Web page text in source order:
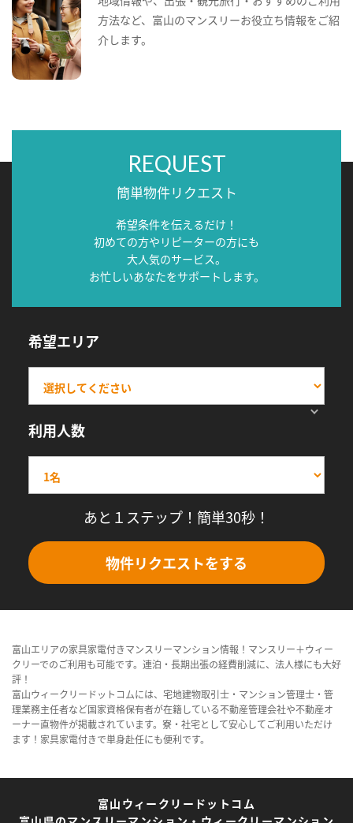
方法など、富山のマンスリーお役立ち情報をご紹
介します。
REQUEST
簡単物件リクエスト
希望条件を伝えるだけ！
初めての方やリピーターの方にも
大人気のサービス。
お忙しいあなたをサポートします。
希望エリア
利用人数
あと１ステップ！簡単30秒！
物件リクエストをする
富山エリアの家具家電付きマンスリーマンション情報！マンスリー＋ウィー
クリーでのご利用も可能です。連泊・長期出張の経費削減に、法人様にも大好
評！
富山ウィークリードットコムには、宅地建物取引士・マンション管理士・管
理業務主任者など国家資格保有者が在籍している不動産管理会社や不動産オ
ーナー直物件が掲載されています。寮・社宅として安心してご利用いただけ
ます！家具家電付きで単身赴任にも便利です。
富山ウィークリードットコム